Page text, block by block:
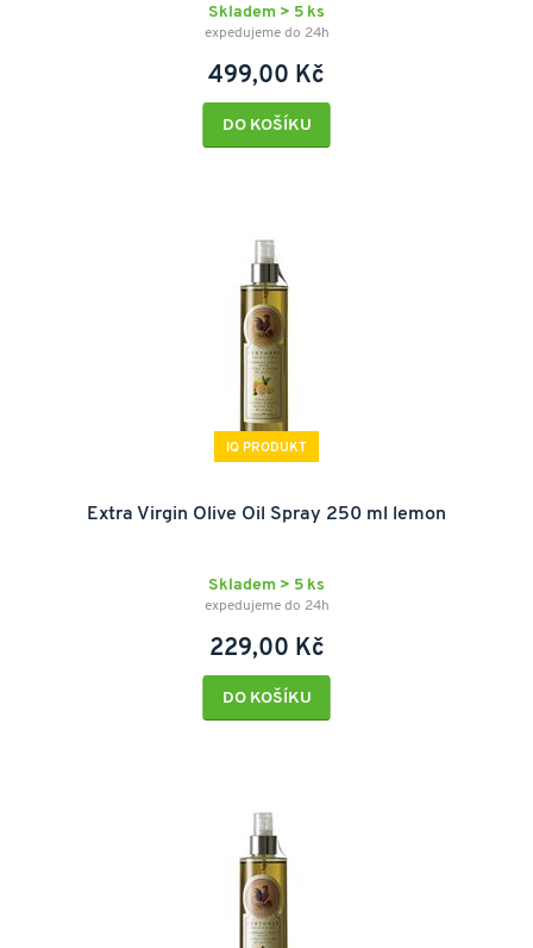
Skladem > 5 ks
expedujeme do 24h
499,00 Kč
DO KOŠÍKU
IQ PRODUKT
Extra Virgin Olive Oil Spray 250 ml lemon
Skladem > 5 ks
expedujeme do 24h
229,00 Kč
DO KOŠÍKU